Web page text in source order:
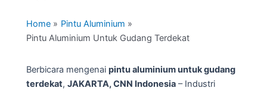
Home
Pintu Aluminium
Pintu Aluminium Untuk Gudang Terdekat
Berbicara mengenai pintu aluminium untuk gudang
terdekat, JAKARTA, CNN Indonesia – Industri